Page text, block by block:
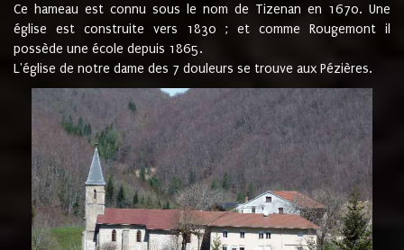
Ce hameau est connu sous le nom de Tizenan en 1670. Une
église est construite vers 1830 ; et comme Rougemont il
possède une école depuis 1865.
L'église de notre dame des 7 douleurs se trouve aux Pézières.